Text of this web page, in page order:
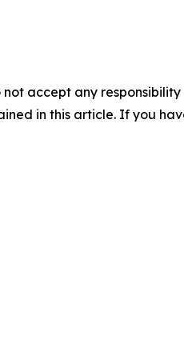
accept any
in this article. If you